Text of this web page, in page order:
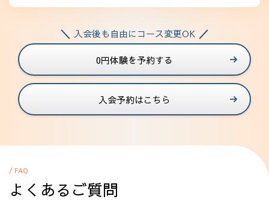
入会後も自由にコース変更OK
0円体験を予約する
入会予約はこちら
/ FAQ
よくあるご質問